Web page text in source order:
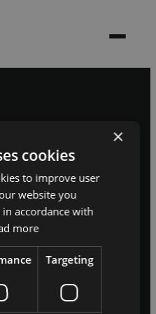
jūsu
pieklibo.
izstrāde
25925427
×
cookies
to improve user
website you
accordance with
more
Targeting